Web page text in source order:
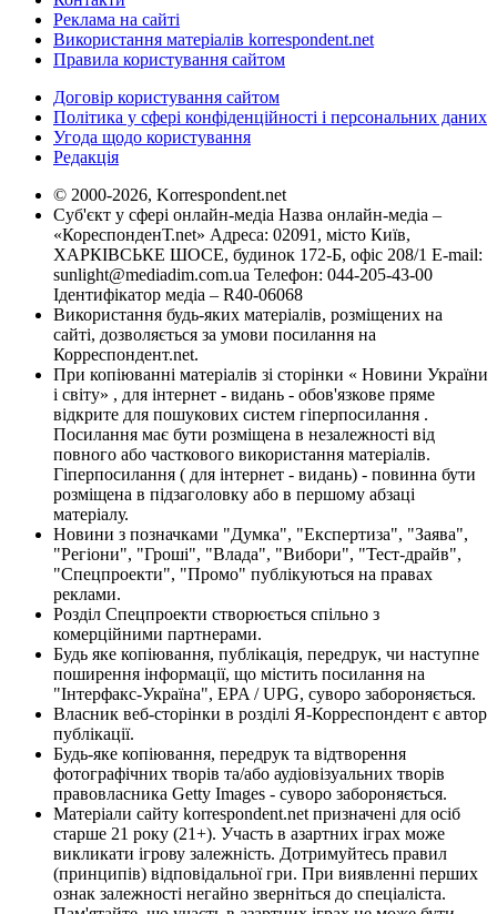
Реклама на сайті
Використання матеріалів korrespondent.net
Правила користування сайтом
Договір користування сайтом
Політика у сфері конфіденційності і персональних даних
Угода щодо користування
Редакція
© 2000-2026, Korrespondent.net
Суб'єкт у сфері онлайн-медіа Назва онлайн-медіа –
«КореспонденТ.net» Адреса: 02091, місто Київ,
ХАРКІВСЬКЕ ШОСЕ, будинок 172-Б, офіс 208/1 E-mail:
sunlight@mediadim.com.ua Телефон: 044-205-43-00
Ідентифікатор медіа – R40-06068
Використання будь-яких матеріалів, розміщених на
сайті, дозволяється за умови посилання на
Корреспондент.net.
При копіюванні матеріалів зі сторінки « Новини України
і світу» , для інтернет - видань - обов'язкове пряме
відкрите для пошукових систем гіперпосилання .
Посилання має бути розміщена в незалежності від
повного або часткового використання матеріалів.
Гіперпосилання ( для інтернет - видань) - повинна бути
розміщена в підзаголовку або в першому абзаці
матеріалу.
Новини з позначками "Думка", "Експертиза", "Заява",
"Регіони", "Гроші", "Влада", "Вибори", "Тест-драйв",
"Спецпроекти", "Промо" публікуються на правах
реклами.
Розділ Спецпроекти створюється спільно з
комерційними партнерами.
Будь яке копіювання, публікація, передрук, чи наступне
поширення інформації, що містить посилання на
"Інтерфакс-Україна", EPA / UPG, суворо забороняється.
Власник веб-сторінки в розділі Я-Корреспондент є автор
публікації.
Будь-яке копіювання, передрук та відтворення
фотографічних творів та/або аудіовізуальних творів
правовласника Getty Images - суворо забороняється.
Матеріали сайту korrespondent.net призначені для осіб
старше 21 року (21+). Участь в азартних іграх може
викликати ігрову залежність. Дотримуйтесь правил
(принципів) відповідальної гри. При виявленні перших
ознак залежності негайно зверніться до спеціаліста.